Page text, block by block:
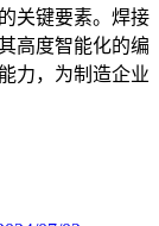
关键要素。焊接
高度智能化的编
力，为制造企业